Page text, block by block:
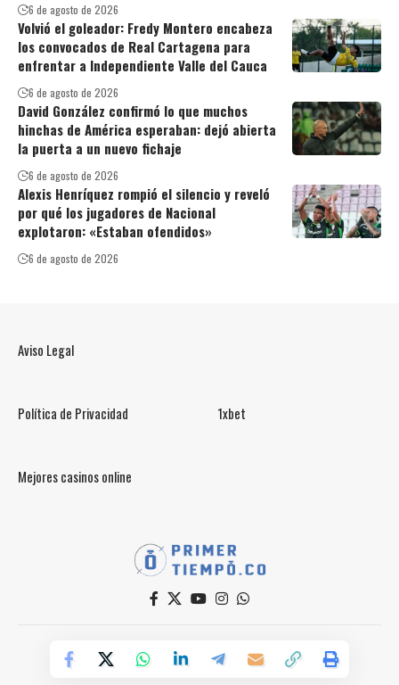
6 de agosto de 2026
Volvió el goleador: Fredy Montero encabeza
los convocados de Real Cartagena para
enfrentar a Independiente Valle del Cauca
6 de agosto de 2026
David González confirmó lo que muchos
hinchas de América esperaban: dejó abierta
la puerta a un nuevo fichaje
6 de agosto de 2026
Alexis Henríquez rompió el silencio y reveló
por qué los jugadores de Nacional
explotaron: «Estaban ofendidos»
6 de agosto de 2026
Aviso Legal
Política de Privacidad 1xbet
Mejores casinos online
Powered by Primer Tiempo Deportes SAS